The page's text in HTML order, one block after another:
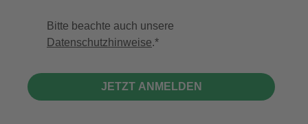
Bitte beachte auch unsere
Datenschutzhinweise.
JETZT ANMELDEN